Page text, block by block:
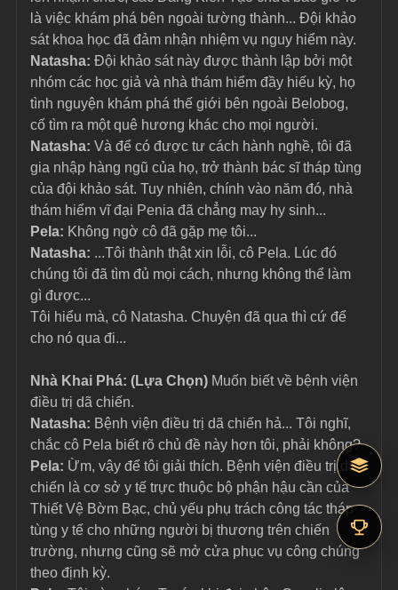
là việc khám phá bên ngoài tường thành... Đội khảo
sát khoa học đã đảm nhận nhiệm vụ nguy hiểm này.
Natasha: Đội khảo sát này được thành lập bởi một
nhóm các học giả và nhà thám hiểm đầy hiếu kỳ, họ
tình nguyện khám phá thế giới bên ngoài Belobog,
cố tìm ra một quê hương khác cho mọi người.
Natasha: Và để có được tư cách hành nghề, tôi đã
gia nhập hàng ngũ của họ, trở thành bác sĩ tháp tùng
của đội khảo sát. Tuy nhiên, chính vào năm đó, nhà
thám hiểm vĩ đại Penia đã chẳng may hy sinh...
Pela: Không ngờ cô đã gặp mẹ tôi...
Natasha: ...Tôi thành thật xin lỗi, cô Pela. Lúc đó
chúng tôi đã tìm đủ mọi cách, nhưng không thể làm
gì được...
Tôi hiểu mà, cô Natasha. Chuyện đã qua thì cứ để
cho nó qua đi...
Nhà Khai Phá: (Lựa Chọn) Muốn biết về bệnh viện
điều trị dã chiến.
Natasha: Bệnh viện điều trị dã chiến hả... Tôi nghĩ,
chắc cô Pela biết rõ chủ đề này hơn tôi, phải không?
Pela: Ừm, vậy để tôi giải thích. Bệnh viện điều trị dã
chiến là cơ sở y tế trực thuộc bộ phận hậu cần của
Thiết Vệ Bờm Bạc, chủ yếu phụ trách công tác tháp
tùng y tế cho những người bị thương trên chiến
trường, nhưng cũng sẽ mở cửa phục vụ công chúng
theo định kỳ.